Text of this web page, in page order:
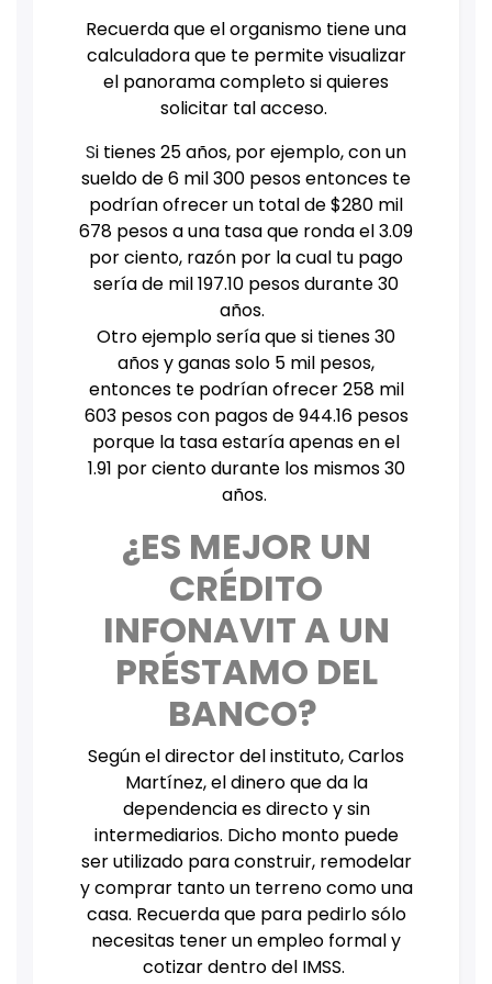
Recuerda que el organismo tiene una
calculadora que te permite visualizar
el panorama completo si quieres
solicitar tal acceso.
Si tienes 25 años, por ejemplo, con un
sueldo de 6 mil 300 pesos entonces te
podrían ofrecer un total de $280 mil
678 pesos a una tasa que ronda el 3.09
por ciento, razón por la cual tu pago
sería de mil 197.10 pesos durante 30
años.
Otro ejemplo sería que si tienes 30
años y ganas solo 5 mil pesos,
entonces te podrían ofrecer 258 mil
603 pesos con pagos de 944.16 pesos
porque la tasa estaría apenas en el
1.91 por ciento durante los mismos 30
años.
¿ES MEJOR UN
CRÉDITO
INFONAVIT A UN
PRÉSTAMO DEL
BANCO?
Según el director del instituto, Carlos
Martínez, el dinero que da la
dependencia es directo y sin
intermediarios. Dicho monto puede
ser utilizado para construir, remodelar
y comprar tanto un terreno como una
casa. Recuerda que para pedirlo sólo
necesitas tener un empleo formal y
cotizar dentro del IMSS.